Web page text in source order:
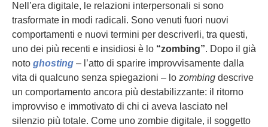
Nell’era digitale, le relazioni interpersonali si sono
trasformate in modi radicali. Sono venuti fuori nuovi
comportamenti e nuovi termini per descriverli, tra questi,
uno dei più recenti e insidiosi è lo “zombing”. Dopo il già
noto ghosting – l’atto di sparire improvvisamente dalla
vita di qualcuno senza spiegazioni – lo zombing descrive
un comportamento ancora più destabilizzante: il ritorno
improvviso e immotivato di chi ci aveva lasciato nel
silenzio più totale. Come uno zombie digitale, il soggetto